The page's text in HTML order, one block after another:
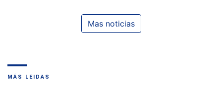
Mas noticias
MÁS LEIDAS